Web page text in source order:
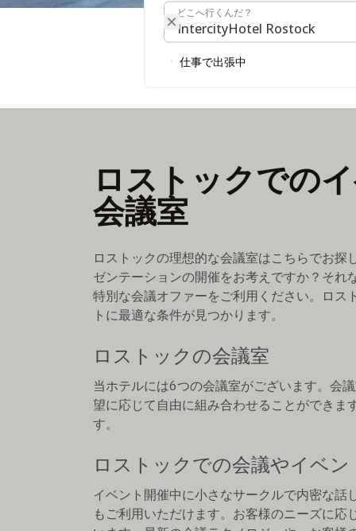
ミーティング&
どこへ行くんだ？
どこへ行くんだ？
仕事で出張中
ロストックでの
会議室
ロストックの理想的な会議室はこちらでお
ゼンテーションの開催をお考えですか？それ
特別な会議オファーをご利用ください。ロ
トに最適な条件が見つかります。
ロストックの会議室
当ホテルには6つの会議室がございます。会
望に応じて自由に組み合わせることができ
す。
ロストックでの会議やイベ
イベント開催中に小さなサークルで内密な
もご利用いただけます。お客様のニーズに